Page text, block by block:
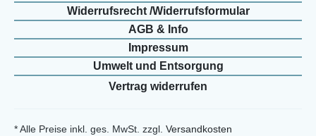
Widerrufs­recht /Widerrufs­formular
AGB & Info
Impressum
Umwelt und Entsorgung
Vertrag widerrufen
* Alle Preise inkl. ges. MwSt. zzgl. Versandkosten